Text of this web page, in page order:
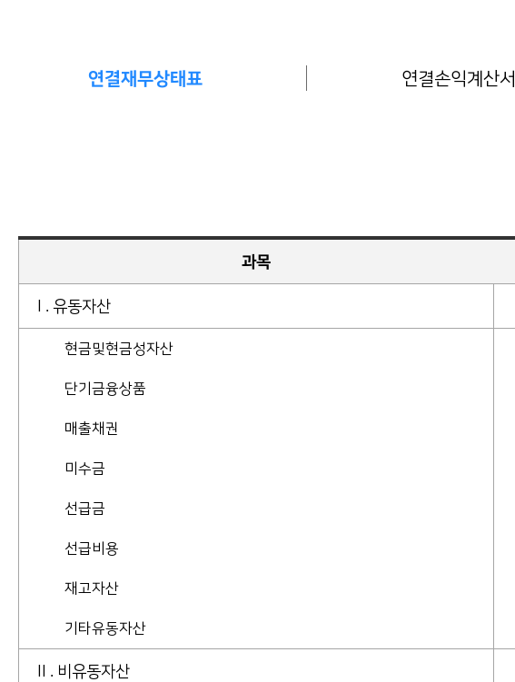
연결재무상태표 연결손익계산서
과목
I . 유동자산
현금및현금성자산
단기금융상품
매출채권
미수금
선급금
선급비용
재고자산
기타유동자산
II . 비유동자산